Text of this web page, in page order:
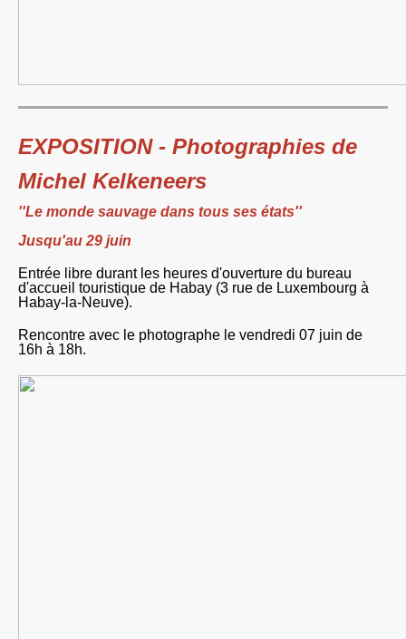
EXPOSITION - Photographies de
Michel Kelkeneers
''Le monde sauvage dans tous ses états''
Jusqu'au 29 juin
Entrée libre durant les heures d'ouverture du bureau
d'accueil touristique de Habay (3 rue de Luxembourg à
Habay-la-Neuve).
Rencontre avec le photographe le vendredi 07 juin de
16h à 18h.